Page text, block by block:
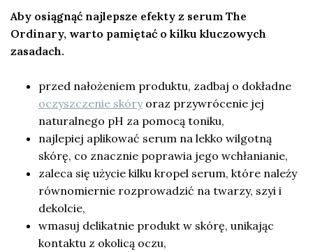
Aby osiągnąć najlepsze efekty z serum The
Ordinary, warto pamiętać o kilku kluczowych
zasadach.
przed nałożeniem produktu, zadbaj o dokładne
oczyszczenie skóryoraz przywrócenie jej
naturalnego pH za pomocą toniku,
najlepiej aplikować serum na lekko wilgotną
skórę, co znacznie poprawia jego wchłanianie,
zaleca się użycie kilku kropel serum, które należy
równomiernie rozprowadzić na twarzy, szyi i
dekolcie,
wmasuj delikatnie produkt w skórę, unikając
kontaktu z okolicą oczu,